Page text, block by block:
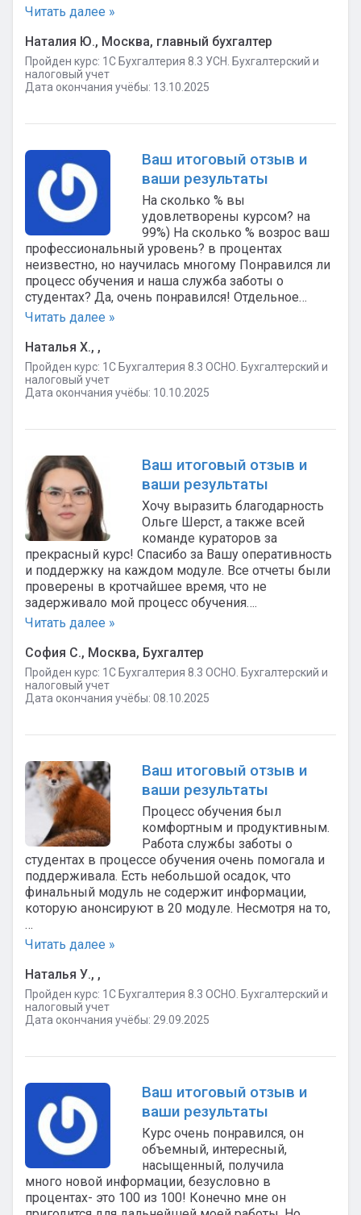
Читать далее »
Наталия Ю., Москва, главный бухгалтер
Пройден курс: 1C Бухгалтерия 8.3 УСН. Бухгалтерский и
налоговый учет
Дата окончания учёбы: 13.10.2025
Ваш итоговый отзыв и
ваши результаты
На сколько % вы
удовлетворены курсом? на
99%) На сколько % возрос ваш
профессиональный уровень? в процентах
неизвестно, но научилась многому Понравился ли
процесс обучения и наша служба заботы о
студентах? Да, очень понравился! Отдельное…
Читать далее »
Наталья Х., ,
Пройден курс: 1C Бухгалтерия 8.3 ОСНО. Бухгалтерский и
налоговый учет
Дата окончания учёбы: 10.10.2025
Ваш итоговый отзыв и
ваши результаты
Хочу выразить благодарность
Ольге Шерст, а также всей
команде кураторов за
прекрасный курс! Спасибо за Вашу оперативность
и поддержку на каждом модуле. Все отчеты были
проверены в кротчайшее время, что не
задерживало мой процесс обучения….
Читать далее »
София С., Москва, Бухгалтер
Пройден курс: 1C Бухгалтерия 8.3 ОСНО. Бухгалтерский и
налоговый учет
Дата окончания учёбы: 08.10.2025
Ваш итоговый отзыв и
ваши результаты
Процесс обучения был
комфортным и продуктивным.
Работа службы заботы о
студентах в процессе обучения очень помогала и
поддерживала. Есть небольшой осадок, что
финальный модуль не содержит информации,
которую анонсируют в 20 модуле. Несмотря на то,
…
Читать далее »
Наталья У., ,
Пройден курс: 1C Бухгалтерия 8.3 ОСНО. Бухгалтерский и
налоговый учет
Дата окончания учёбы: 29.09.2025
Ваш итоговый отзыв и
ваши результаты
Курс очень понравился, он
объемный, интересный,
насыщенный, получила
много новой информации, безусловно в
процентах- это 100 из 100! Конечно мне он